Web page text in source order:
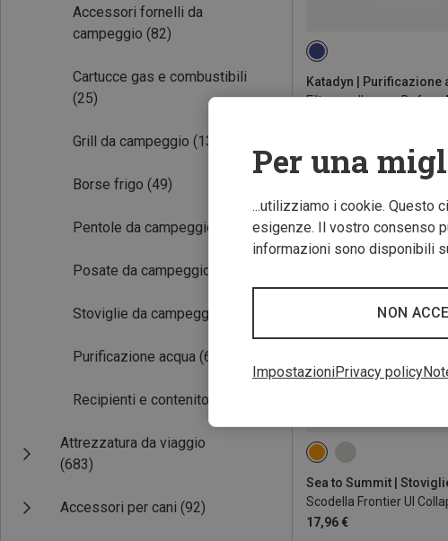
Accessori fornelli da
campeggio (82)
Cartucce gas e combustibili
(25)
Grill da campeggio (13)
Borse frigo (49)
Pentole da campeggio
Posate da campeggio
Stoviglie da campeggio
Purificazione acqua (64)
Recipienti e contenitori
Attrezzatura da viaggio
(683)
Accessori per cani (92)
Katadyn | Purificazione
Filtro per l'acqua Befree
1L
Scodella Frontier Ul
17,96 €
M 0.68L
Per una
...utilizziamo i cookie. Questo
esigenze. Il vostro consenso
informazioni sono disponibili
NON
ImpostazioniPrivacy policy